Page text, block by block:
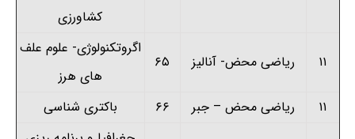
کشاورزی
۱۱ ریاضی محض- آنالیز ۶۵
اگروتکنولوژی- علوم علف
های هرز
۱۱
ریاضی محض –جبر ۶۶ باکتری شناسی